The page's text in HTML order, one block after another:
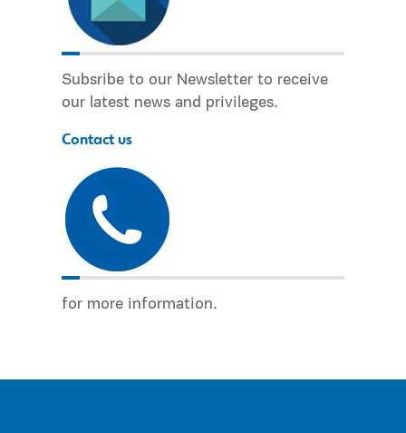
Subsribe to our Newsletter to receive
our latest news and privileges.
Contact us
for more information.